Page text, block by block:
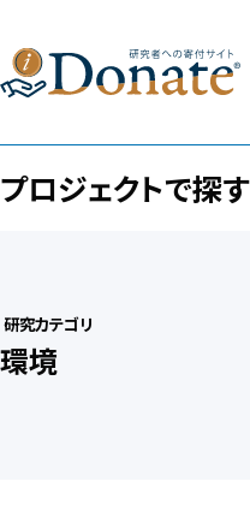
プロジェクトで探す
研究カテゴリ
環境